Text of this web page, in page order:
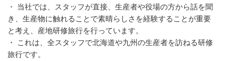
・ 当社では、スタッフが直接、生産者や役場の方から話を聞
き、生産物に触れることで素晴らしさを経験することが重要
と考え、産地研修旅行を行っています。
・ これは、全スタッフで北海道や九州の生産者を訪ねる研修
旅行です。